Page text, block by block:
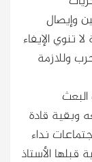
وإيصال
تنوي الإيفاء
وللازمة
وبقية قادة
نداء
الأستاذ